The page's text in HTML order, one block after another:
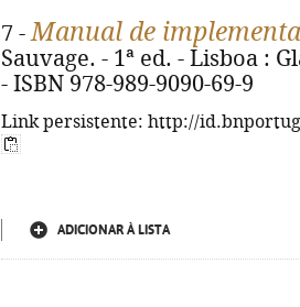
7 -Manual de
Sauvage. - 1ª ed. - Lisboa :
- ISBN 978-989-9090-69-9
Link persistente: http://
ADICIONAR À LISTA